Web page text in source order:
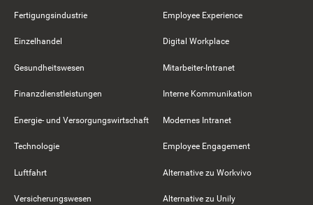
Fertigungsindustrie
Einzelhandel
Gesundheitswesen
Finanzdienstleistungen
Energie- und Versorgungswirtschaft
Technologie
Luftfahrt
Versicherungswesen
Employee Experience
Digital Workplace
Mitarbeiter-Intranet
Interne Kommunikation
Modernes Intranet
Employee Engagement
Alternative zu Workvivo
Alternative zu Unily